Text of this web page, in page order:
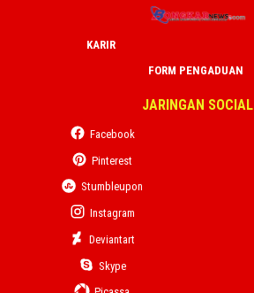
KARIR
FORM PENGADUAN
JARINGAN SOCIAL
Facebook
Pinterest
Stumbleupon
Instagram
Deviantart
Skype